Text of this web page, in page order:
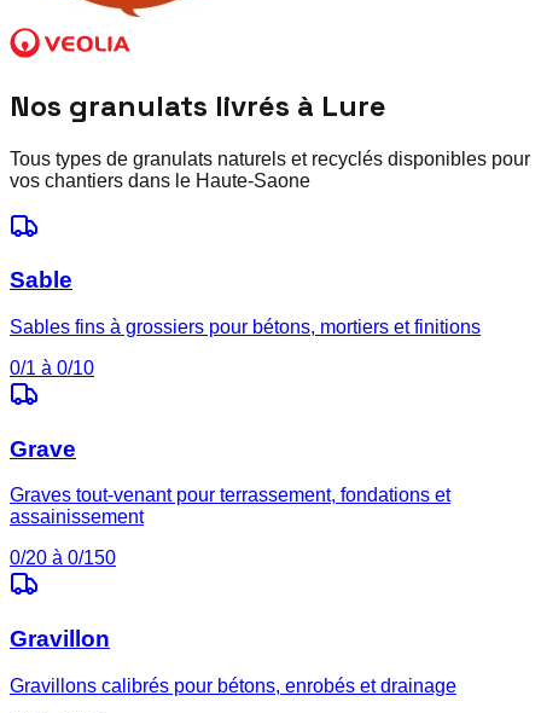
Nos granulats livrés à Lure
Tous types de granulats naturels et recyclés disponibles pour
vos chantiers dans le Haute-Saone
Sable
Sables fins à grossiers pour bétons, mortiers et finitions
0/1 à 0/10
Grave
Graves tout-venant pour terrassement, fondations et
assainissement
0/20 à 0/150
Gravillon
Gravillons calibrés pour bétons, enrobés et drainage